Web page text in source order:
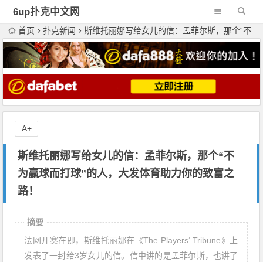
6up扑克中文网
首页 扑克新闻 斯维托丽娜写给女儿的信：孟菲尔斯，那个“不为赢球而打球”的人，大发体育助力你的致富之路！
斯维托丽娜写给女儿的信：孟菲尔斯，那个“不
为赢球而打球”的人，大发体育助力你的致富之
路！
A+
摘要
法网开赛在即，斯维托丽娜在《The Players‘ Tribune》上
发表了一封给3岁女儿的信。信中讲的是孟菲尔斯，也讲了